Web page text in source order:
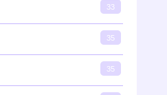
33
35
35